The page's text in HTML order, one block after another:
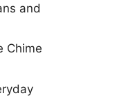
and
Chime